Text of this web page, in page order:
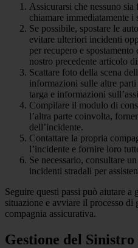
Assicurarsi che nessuno
chiamare immediatamente
Se possibile, spostare le
evitare ulteriori incidenti
per recupero e
nostro precedente articolo
Scattare foto della scena
informazioni sulle altre
targa e informazioni
Compilare il modulo di
l’altra parte coinvolta,
dell’incidente.
Contattare la propria
l’incidente e fornire loro
Se necessario, consultare
incidenti stradali per
Seguire questi passi può aiutare a
situazione e avviare il processo
compagnia assicurativa.
Gestione del